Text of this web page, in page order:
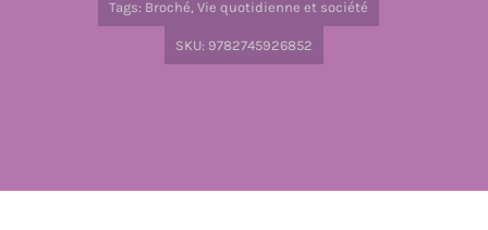
Tags: Broché Vie quotidienne et société
SKU: 9782745926852